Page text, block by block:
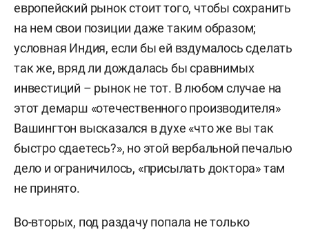
европейский рынок стоит того, чтобы сохранить
на нем свои позиции даже таким образом;
условная Индия, если бы ей вздумалось сделать
так же, вряд ли дождалась бы сравнимых
инвестиций – рынок не тот. В любом случае на
этот демарш «отечественного производителя»
Вашингтон высказался в духе «что же вы так
быстро сдаетесь?», но этой вербальной печалью
дело и ограничилось, «присылать доктора» там
не принято.
Во-вторых, под раздачу попала не только